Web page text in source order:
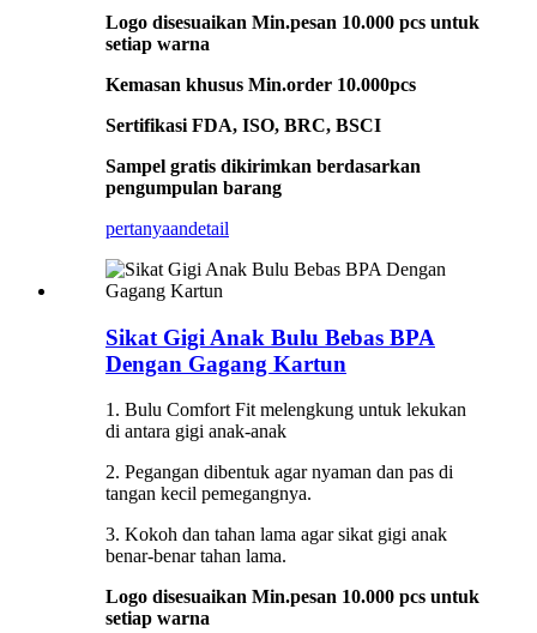
Logo disesuaikan Min.pesan 10.000 pcs untuk
setiap warna
Kemasan khusus Min.order 10.000pcs
Sertifikasi FDA, ISO, BRC, BSCI
Sampel gratis dikirimkan berdasarkan
pengumpulan barang
pertanyaandetail
Sikat Gigi Anak Bulu Bebas BPA
Dengan Gagang Kartun
1. Bulu Comfort Fit melengkung untuk lekukan
di antara gigi anak-anak
2. Pegangan dibentuk agar nyaman dan pas di
tangan kecil pemegangnya.
3. Kokoh dan tahan lama agar sikat gigi anak
benar-benar tahan lama.
Logo disesuaikan Min.pesan 10.000 pcs untuk
setiap warna